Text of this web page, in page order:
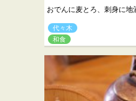
おでんに麦とろ、刺身に地
代々木
和食